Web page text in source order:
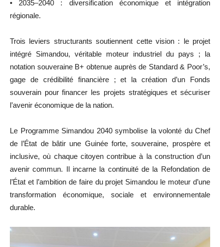
•⁠ ⁠2035–2040 : diversification économique et intégration
régionale.
Trois leviers structurants soutiennent cette vision : le projet
intégré Simandou, véritable moteur industriel du pays ; la
notation souveraine B+ obtenue auprès de Standard & Poor’s,
gage de crédibilité financière ; et la création d’un Fonds
souverain pour financer les projets stratégiques et sécuriser
l’avenir économique de la nation.
Le Programme Simandou 2040 symbolise la volonté du Chef
de l’État de bâtir une Guinée forte, souveraine, prospère et
inclusive, où chaque citoyen contribue à la construction d’un
avenir commun. Il incarne la continuité de la Refondation de
l’État et l’ambition de faire du projet Simandou le moteur d’une
transformation économique, sociale et environnementale
durable.